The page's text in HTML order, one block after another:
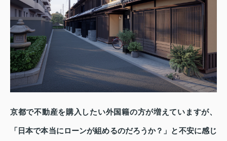
京都で不動産を購入したい外国籍の方が増えていますが、
「日本で本当にローンが組めるのだろうか？」と不安に感じ